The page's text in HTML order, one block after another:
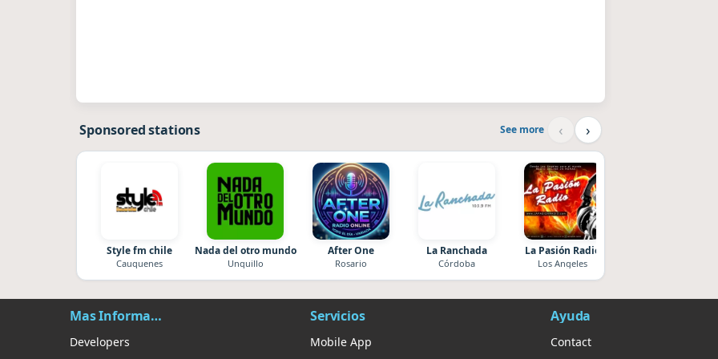
Sponsored stations See more ‹ ›
Style fm chile
Cauquenes
Nada del otro mundo
Unquillo
After One
Rosario
La Ranchada
Córdoba
La Pasión Radio
Los Angeles
Mas Información
Developers
Servicios
Mobile App
Ayuda
Contact